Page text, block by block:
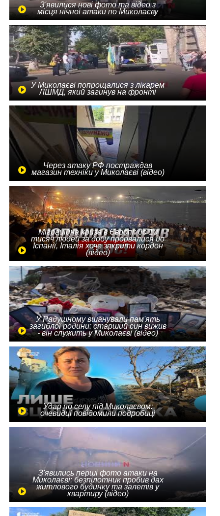
З'явилися нові фото та відео з
місця нічної атаки по Миколаєву
У Миколаєві попрощалися з лікарем
ЛШМД, який загинув на фронті
Через атаку РФ постраждав
магазин техніки у Миколаєві (відео)
Міграційна криза в Європі: до 10
тисяч людей за добу прорвалися до
Іспанії, Італія хоче закрити кордон
(відео)
У Радушному вшанували пам'ять
загиблої родини: старший син вижив
- він служить у Миколаєві (відео)
Удар по селу під Миколаєвом:
очевидці повідомили подробиці
З'явились перші фото атаки на
Миколаєві: безпілотник пробив дах
житлового будинку та залетів у
квартиру (відео)